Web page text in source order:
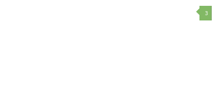
3